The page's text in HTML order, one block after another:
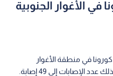
في الأغوار الجنوبية
في منطقة الأغوار
الإصابات إلى 49 إصابة.